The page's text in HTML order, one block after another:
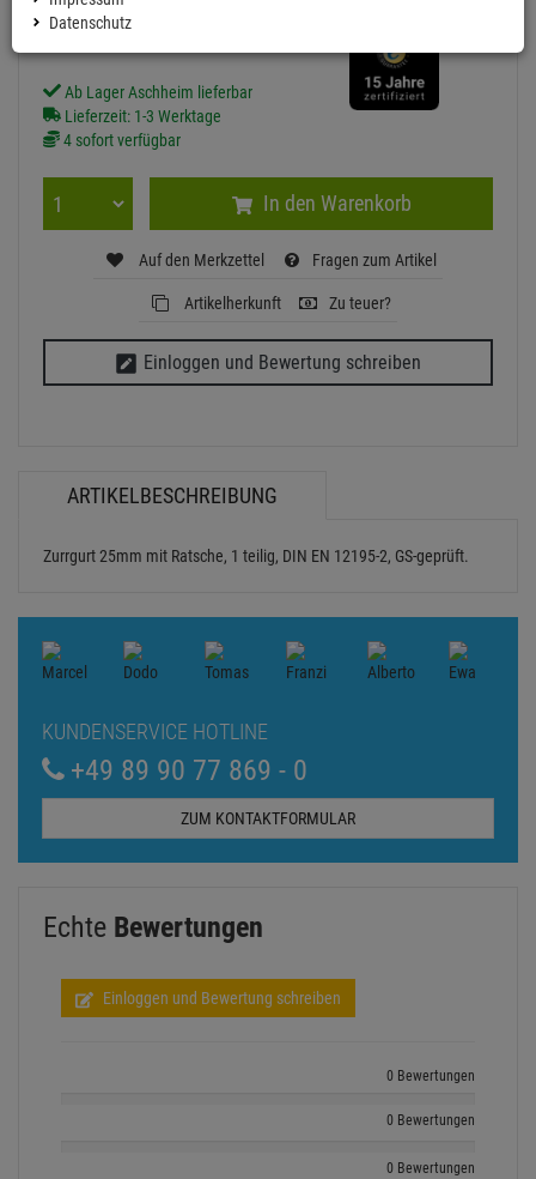
inkl. MwSt. zzgl Versand - frei ab 90,-€ in DE
Ab Lager Aschheim lieferbar
Lieferzeit: 1-3 Werktage
4 sofort verfügbar
In den Warenkorb
Auf den Merkzettel Fragen zum Artikel
Artikelherkunft Zu teuer?
Einloggen und Bewertung schreiben
ARTIKELBESCHREIBUNG
Zurrgurt 25mm mit Ratsche, 1 teilig, DIN EN 12195-2, GS-geprüft.
KUNDENSERVICE HOTLINE
+49 89 90 77 869 - 0
ZUM KONTAKTFORMULAR
Echte Bewertungen
Einloggen und Bewertung schreiben
0 Bewertungen
0 Bewertungen
0 Bewertungen
Datenschutz